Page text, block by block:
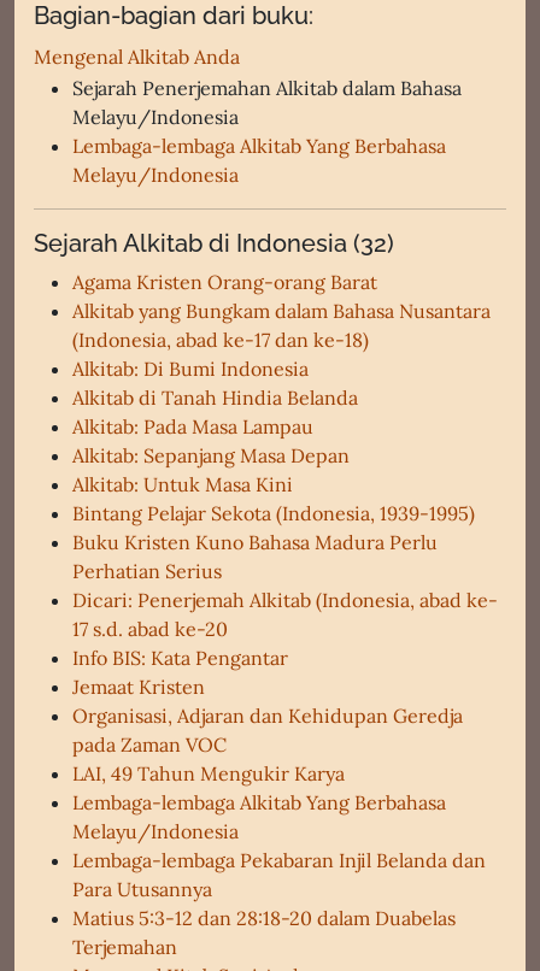
Bagian-bagian dari buku:
Mengenal Alkitab Anda
Sejarah Penerjemahan Alkitab dalam Bahasa
Melayu/Indonesia
Lembaga-lembaga Alkitab Yang Berbahasa
Melayu/Indonesia
Sejarah Alkitab di Indonesia (32)
Agama Kristen Orang-orang Barat
Alkitab yang Bungkam dalam Bahasa Nusantara
(Indonesia, abad ke-17 dan ke-18)
Alkitab: Di Bumi Indonesia
Alkitab di Tanah Hindia Belanda
Alkitab: Pada Masa Lampau
Alkitab: Sepanjang Masa Depan
Alkitab: Untuk Masa Kini
Bintang Pelajar Sekota (Indonesia, 1939-1995)
Buku Kristen Kuno Bahasa Madura Perlu
Perhatian Serius
Dicari: Penerjemah Alkitab (Indonesia, abad ke-
17 s.d. abad ke-20
Info BIS: Kata Pengantar
Jemaat Kristen
Organisasi, Adjaran dan Kehidupan Geredja
pada Zaman VOC
LAI, 49 Tahun Mengukir Karya
Lembaga-lembaga Alkitab Yang Berbahasa
Melayu/Indonesia
Lembaga-lembaga Pekabaran Injil Belanda dan
Para Utusannya
Matius 5:3-12 dan 28:18-20 dalam Duabelas
Terjemahan